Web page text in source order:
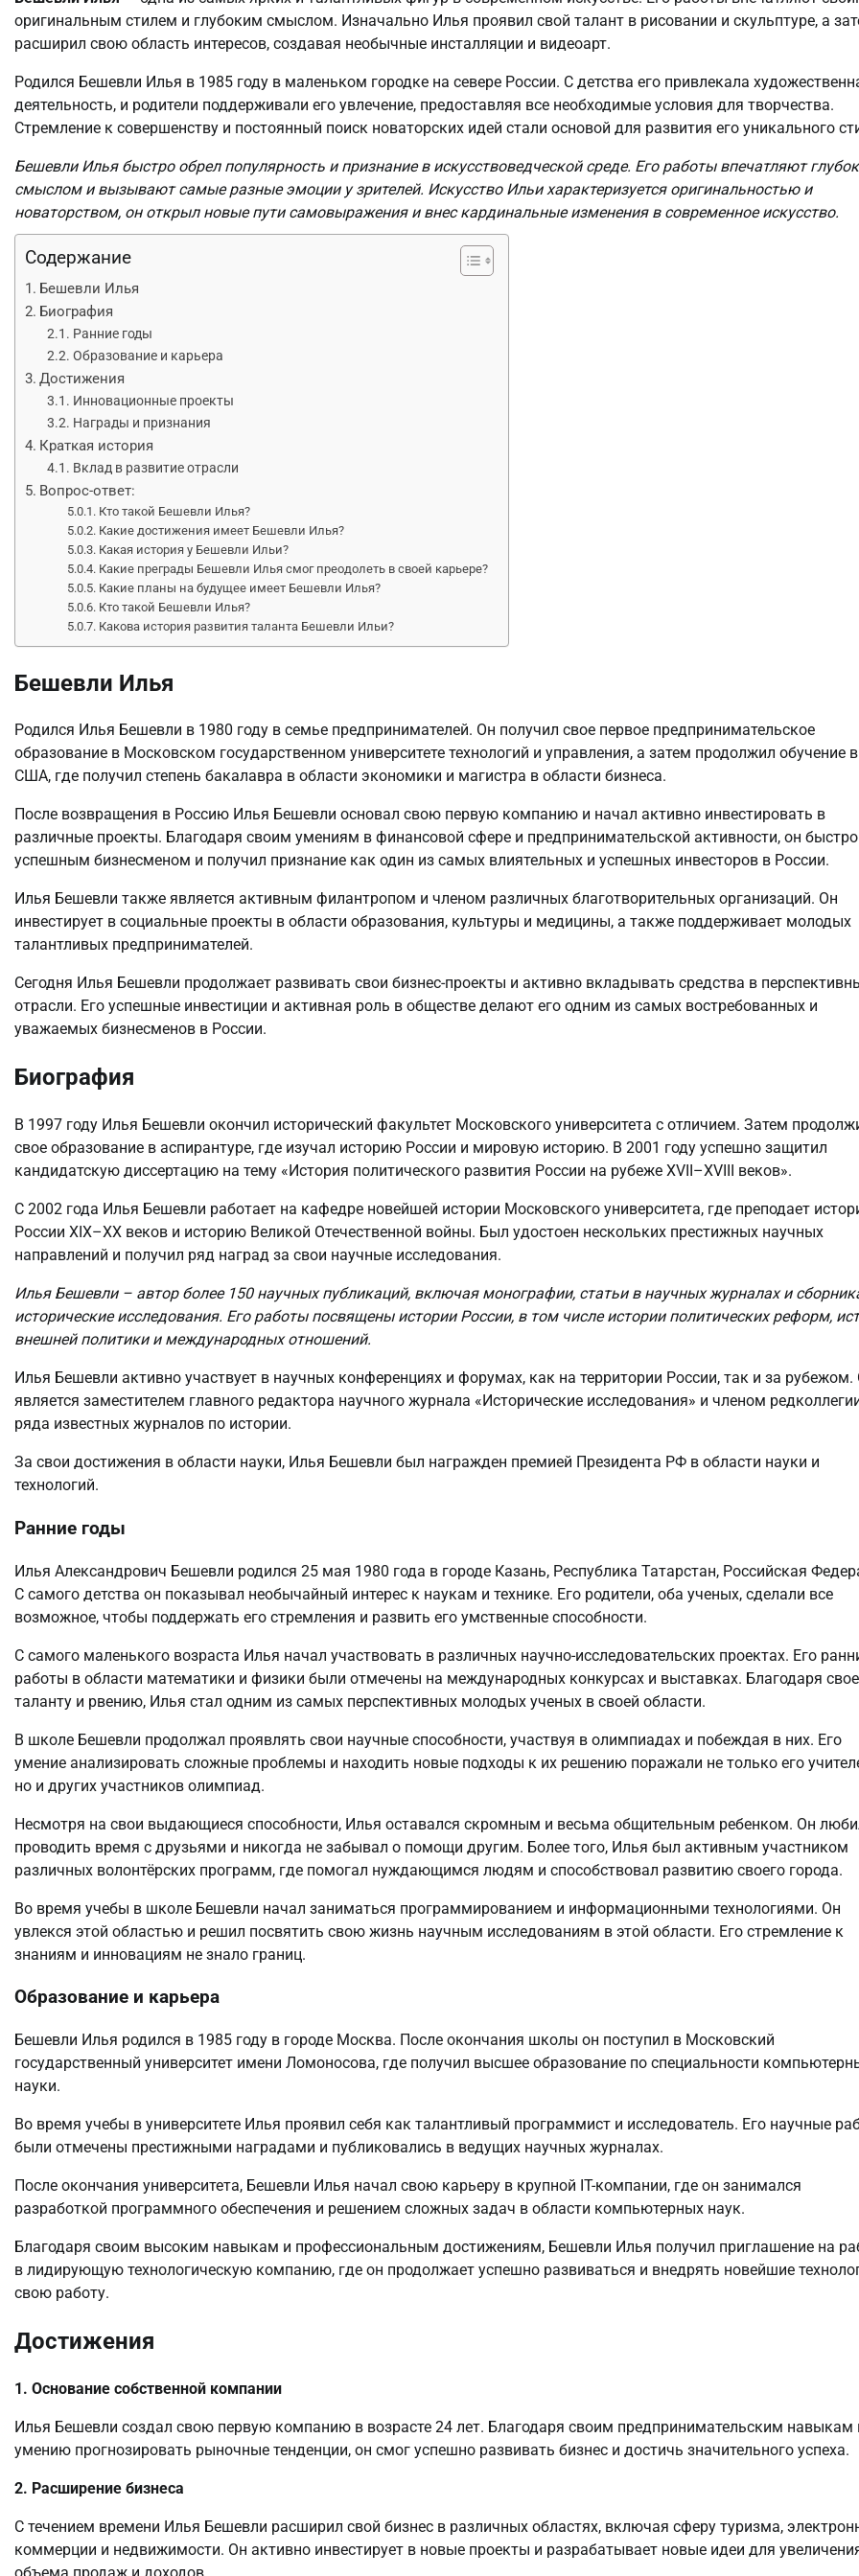
оригинальным стилем и глубоким смыслом. Изначально Илья проявил свой талант в рисовании и скульптуре, а
расширил свою область интересов, создавая необычные инсталляции и видеоарт.
Родился Бешевли Илья в 1985 году в маленьком городке на севере России. С детства его привлекала
деятельность, и родители поддерживали его увлечение, предоставляя все необходимые условия для творчества.
Стремление к совершенству и постоянный поиск новаторских идей стали основой для развития его уникального
Бешевли Илья быстро обрел популярность и признание в искусствоведческой среде. Его работы впечатляют
смыслом и вызывают самые разные эмоции у зрителей. Искусство Ильи характеризуется оригинальностью и
новаторством, он открыл новые пути самовыражения и внес кардинальные изменения в современное искусство.
Содержание
Бешевли Илья
Биография
Ранние годы
Образование и карьера
Достижения
Инновационные проекты
Награды и признания
Краткая история
Вклад в развитие отрасли
Вопрос-ответ:
Кто такой Бешевли Илья?
Какие достижения имеет Бешевли Илья?
Какая история у Бешевли Ильи?
Какие преграды Бешевли Илья смог преодолеть в своей карьере?
Какие планы на будущее имеет Бешевли Илья?
Кто такой Бешевли Илья?
Какова история развития таланта Бешевли Ильи?
Бешевли Илья
Родился Илья Бешевли в 1980 году в семье предпринимателей. Он получил свое первое предпринимательское
образование в Московском государственном университете технологий и управления, а затем продолжил обучение в
США, где получил степень бакалавра в области экономики и магистра в области бизнеса.
После возвращения в Россию Илья Бешевли основал свою первую компанию и начал активно инвестировать в
различные проекты. Благодаря своим умениям в финансовой сфере и предпринимательской активности, он быстро
успешным бизнесменом и получил признание как один из самых влиятельных и успешных инвесторов в России.
Илья Бешевли также является активным филантропом и членом различных благотворительных организаций. Он
инвестирует в социальные проекты в области образования, культуры и медицины, а также поддерживает молодых
талантливых предпринимателей.
Сегодня Илья Бешевли продолжает развивать свои бизнес-проекты и активно вкладывать средства в
отрасли. Его успешные инвестиции и активная роль в обществе делают его одним из самых востребованных и
уважаемых бизнесменов в России.
Биография
В 1997 году Илья Бешевли окончил исторический факультет Московского университета с отличием. Затем
свое образование в аспирантуре, где изучал историю России и мировую историю. В 2001 году успешно защитил
кандидатскую диссертацию на тему «История политического развития России на рубеже XVII–XVIII веков».
С 2002 года Илья Бешевли работает на кафедре новейшей истории Московского университета, где преподает
России XIX–XX веков и историю Великой Отечественной войны. Был удостоен нескольких престижных научных
направлений и получил ряд наград за свои научные исследования.
Илья Бешевли – автор более 150 научных публикаций, включая монографии, статьи в научных журналах и
исторические исследования. Его работы посвящены истории России, в том числе истории политических реформ,
внешней политики и международных отношений.
Илья Бешевли активно участвует в научных конференциях и форумах, как на территории России, так и за рубежом.
является заместителем главного редактора научного журнала «Исторические исследования» и членом
ряда известных журналов по истории.
За свои достижения в области науки, Илья Бешевли был награжден премией Президента РФ в области науки и
технологий.
Ранние годы
Илья Александрович Бешевли родился 25 мая 1980 года в городе Казань, Республика Татарстан, Российская
С самого детства он показывал необычайный интерес к наукам и технике. Его родители, оба ученых, сделали все
возможное, чтобы поддержать его стремления и развить его умственные способности.
С самого маленького возраста Илья начал участвовать в различных научно-исследовательских проектах. Его
работы в области математики и физики были отмечены на международных конкурсах и выставках. Благодаря
таланту и рвению, Илья стал одним из самых перспективных молодых ученых в своей области.
В школе Бешевли продолжал проявлять свои научные способности, участвуя в олимпиадах и побеждая в них. Его
умение анализировать сложные проблемы и находить новые подходы к их решению поражали не только его
но и других участников олимпиад.
Несмотря на свои выдающиеся способности, Илья оставался скромным и весьма общительным ребенком. Он
проводить время с друзьями и никогда не забывал о помощи другим. Более того, Илья был активным участником
различных волонтёрских программ, где помогал нуждающимся людям и способствовал развитию своего города.
Во время учебы в школе Бешевли начал заниматься программированием и информационными технологиями. Он
увлекся этой областью и решил посвятить свою жизнь научным исследованиям в этой области. Его стремление к
знаниям и инновациям не знало границ.
Образование и карьера
Бешевли Илья родился в 1985 году в городе Москва. После окончания школы он поступил в Московский
государственный университет имени Ломоносова, где получил высшее образование по специальности
науки.
Во время учебы в университете Илья проявил себя как талантливый программист и исследователь. Его научные
были отмечены престижными наградами и публиковались в ведущих научных журналах.
После окончания университета, Бешевли Илья начал свою карьеру в крупной IT-компании, где он занимался
разработкой программного обеспечения и решением сложных задач в области компьютерных наук.
Благодаря своим высоким навыкам и профессиональным достижениям, Бешевли Илья получил приглашение на
в лидирующую технологическую компанию, где он продолжает успешно развиваться и внедрять новейшие
свою работу.
Достижения
1. Основание собственной компании
Илья Бешевли создал свою первую компанию в возрасте 24 лет. Благодаря своим предпринимательским навыкам
умению прогнозировать рыночные тенденции, он смог успешно развивать бизнес и достичь значительного успеха.
2. Расширение бизнеса
С течением времени Илья Бешевли расширил свой бизнес в различных областях, включая сферу туризма,
коммерции и недвижимости. Он активно инвестирует в новые проекты и разрабатывает новые идеи для